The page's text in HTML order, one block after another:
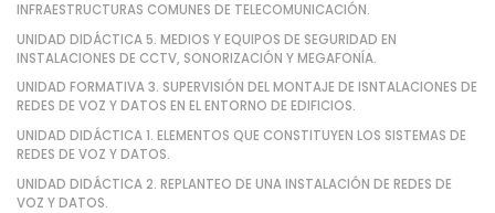
INFRAESTRUCTURAS COMUNES DE TELECOMUNICACIÓN.
UNIDAD DIDÁCTICA 5. MEDIOS Y EQUIPOS DE SEGURIDAD EN
INSTALACIONES DE CCTV, SONORIZACIÓN Y MEGAFONÍA.
UNIDAD FORMATIVA 3. SUPERVISIÓN DEL MONTAJE DE ISNTALACIONES DE
REDES DE VOZ Y DATOS EN EL ENTORNO DE EDIFICIOS.
UNIDAD DIDÁCTICA 1. ELEMENTOS QUE CONSTITUYEN LOS SISTEMAS DE
REDES DE VOZ Y DATOS.
UNIDAD DIDÁCTICA 2. REPLANTEO DE UNA INSTALACIÓN DE REDES DE
VOZ Y DATOS.